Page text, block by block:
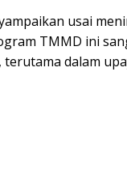
usai
TMMD ini
dalam